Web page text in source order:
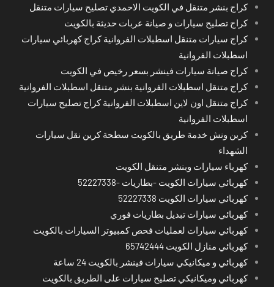
كراج بنشر متنقل في الكويت الاحمدي تصليح سيارات متنقل
كراج تصليح سيارات و صيانة عربات حديثة بالكويت
كراج سيارات متنقل اسطبلات الفروانية كراج كهربائي سيارات
اسطبلات الفروانية
كراج صيانة سيارات فينشر بسعر رخيص في الكويت
كراج متنقل اسطبلات الفروانية بنشر متنقل اسطبلات الفروانية
كراج متنقل اون لاين اسطبلات الفروانية كراج تصليح سيارات
اسطبلات الفروانية
كرين ونش خدمة طريق بالكويت سطحة كرين نقل سيارات
الشهداء
كهرباء سيارات وبنشر متنقل الكويت
كهربائي سيارات الكويت -بطاريات -52227338
كهربائي سيارات الكويت 52227338
كهربائي سيارات تبديل بطاريات فوري
كهربائي سيارات لعمليات فحص كمبيوتر السيارات بالكويت
كهربائي منازل الكويت 65742444
كهربائي و ميكانيكي سيارات فينشر بالكويت 24 ساعة
كهربائي وميكانيكي تصليح سيارات على الطريق بالكويت